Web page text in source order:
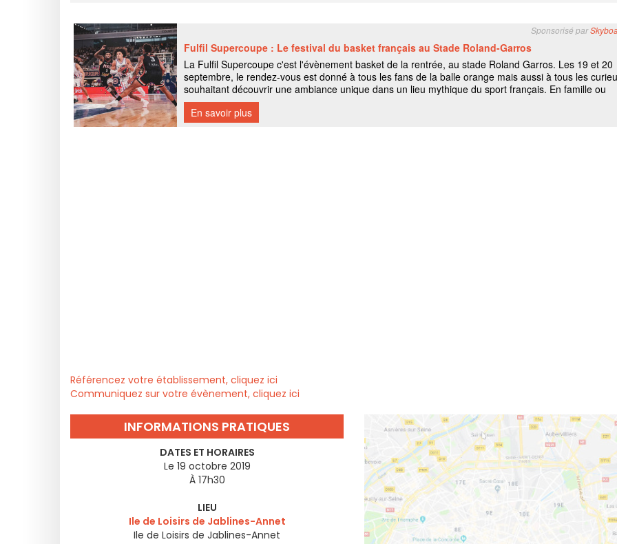
Référencez votre établissement, cliquez ici
Communiquez sur votre évènement, cliquez ici
INFORMATIONS PRATIQUES
DATES ET HORAIRES
Le 19 octobre 2019
À 17h30
LIEU
Ile de Loisirs de Jablines-Annet
Ile de Loisirs de Jablines-Annet